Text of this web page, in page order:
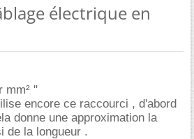
électrique en
mm² "
encore ce raccourci , d'abord
donne une approximation la
de la longueur .